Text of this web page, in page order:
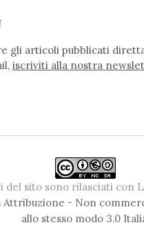
gli articoli pubblicati
iscriviti alla nostra
del sito sono rilasciati con
Attribuzione - Non
allo stesso modo 3.0